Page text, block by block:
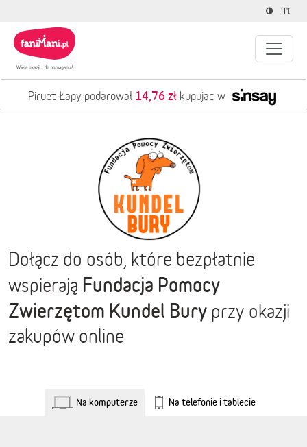
Piruet Łapy podarował 14,76 złkupując w
Dołącz do osób, które bezpłatnie
wspierają Fundacja Pomocy
Zwierzętom Kundel Bury przy okazji
zakupów online
Na komputerze Na telefonie i tablecie